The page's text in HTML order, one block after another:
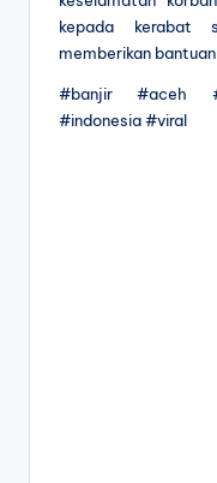
kepada kerabat
memberikan bantuan.
#banjir #aceh
#indonesia #viral